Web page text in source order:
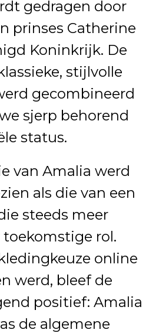
gedragen door
prinses Catherine
Koninkrijk. De
stijlvolle
gecombineerd
sjerp behorend
status.
van Amalia werd
als die van een
steeds meer
rol.
online
werd, bleef de
positief: Amalia
de algemene